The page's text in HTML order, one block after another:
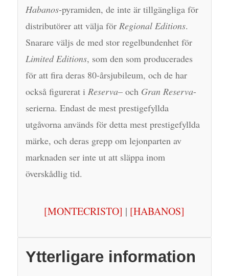
Habanos-pyramiden, de inte är tillgängliga för
distributörer att välja för Regional Editions.
Snarare väljs de med stor regelbundenhet för
Limited Editions, som den som producerades
för att fira deras 80-årsjubileum, och de har
också figurerat i Reserva– och Gran Reserva-
serierna. Endast de mest prestigefyllda
utgåvorna används för detta mest prestigefyllda
märke, och deras grepp om lejonparten av
marknaden ser inte ut att släppa inom
överskådlig tid.
[MONTECRISTO] | [HABANOS]
Ytterligare information